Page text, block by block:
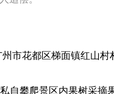
市花都区梯面镇红山村
自攀爬景区内果树采摘